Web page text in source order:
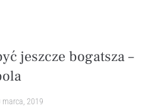
jeszcze bogatsza –
marca, 2019